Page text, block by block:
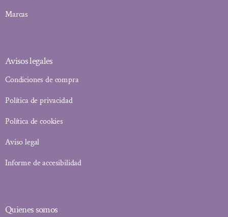
Marcas
Avisos legales
Condiciones de compra
Política de privacidad
Política de cookies
Aviso legal
Informe de accesibilidad
Quienes somos